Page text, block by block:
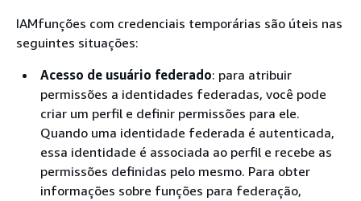
IAMfunções com credenciais temporárias são úteis nas
seguintes situações:
Acesso de usuário federado: para atribuir
permissões a identidades federadas, você pode
criar um perfil e definir permissões para ele.
Quando uma identidade federada é autenticada,
essa identidade é associada ao perfil e recebe as
permissões definidas pelo mesmo. Para obter
informações sobre funções para federação,